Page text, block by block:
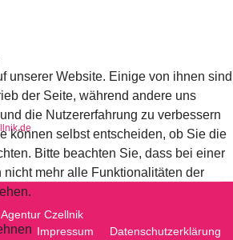
Czellnik
Impressum
Datenschutzerklärung
unserer Website. Einige von ihnen sind
der Seite, während andere uns
die Nutzererfahrung zu verbessern
können selbst entscheiden, ob Sie die
Bitte beachten Sie, dass bei einer
mehr alle Funktionalitäten der